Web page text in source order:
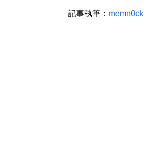
記事執筆： memn0ck